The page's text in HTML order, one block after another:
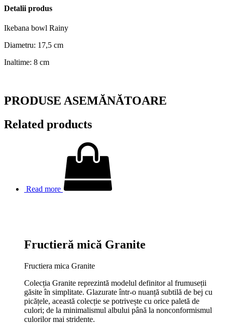
Detalii produs
Ikebana bowl Rainy
Diametru: 17,5 cm
Inaltime: 8 cm
PRODUSE ASEMĂNĂTOARE
Related products
Read more
Fructieră mică Granite
Fructiera mica Granite
Colecția Granite reprezintă modelul definitor al frumuseții
găsite în simplitate. Glazurate într-o nuanță subtilă de bej cu
picățele, această colecție se potrivește cu orice paletă de
culori; de la minimalismul albului până la nonconformismul
culorilor mai stridente.